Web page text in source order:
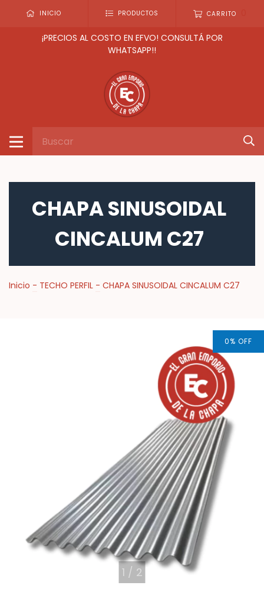
INICIO PRODUCTOS CARRITO
¡PRECIOS AL COSTO EN EFVO! CONSULTÁ POR
WHATSAPP!!
CHAPA SINUSOIDAL
CINCALUM C27
Inicio - TECHO PERFIL - CHAPA SINUSOIDAL CINCALUM C27
0% OFF
1 / 2